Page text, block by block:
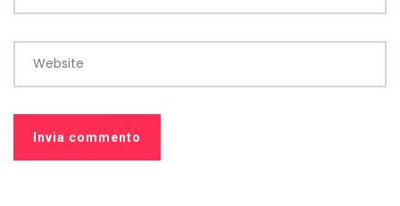
Website